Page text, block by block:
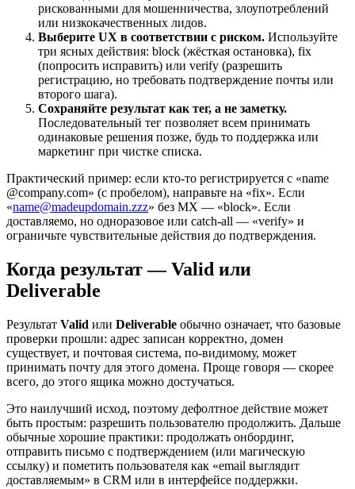
рискованными для мошенничества, злоупотреблений
или низкокачественных лидов.
Выберите UX в соответствии с риском. Используйте
три ясных действия: block (жёсткая остановка), fix
(попросить исправить) или verify (разрешить
регистрацию, но требовать подтверждение почты или
второго шага).
Сохраняйте результат как тег, а не заметку.
Последовательный тег позволяет всем принимать
одинаковые решения позже, будь то поддержка или
маркетинг при чистке списка.
Практический пример: если кто‑то регистрируется с «name
@company.com» (с пробелом), направьте на «fix». Если
«name@madeupdomain.zzz» без MX — «block». Если
доставляемо, но одноразовое или catch‑all — «verify» и
ограничьте чувствительные действия до подтверждения.
Когда результат — Valid или
Deliverable
Результат Valid или Deliverable обычно означает, что базовые
проверки прошли: адрес записан корректно, домен
существует, и почтовая система, по‑видимому, может
принимать почту для этого домена. Проще говоря — скорее
всего, до этого ящика можно достучаться.
Это наилучший исход, поэтому дефолтное действие может
быть простым: разрешить пользователю продолжить. Дальше
обычные хорошие практики: продолжать онбординг,
отправить письмо с подтверждением (или магическую
ссылку) и пометить пользователя как «email выглядит
доставляемым» в CRM или в интерфейсе поддержки.